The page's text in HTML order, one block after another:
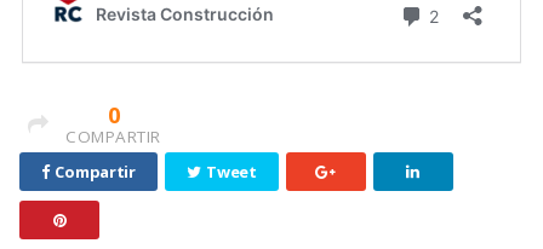
0
COMPARTIR
Compartir
Tweet